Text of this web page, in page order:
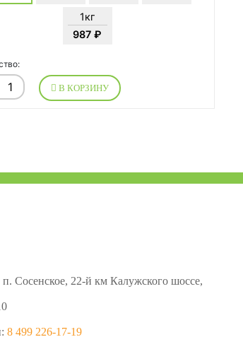
1кг
987 ₽
В КОРЗИНУ
Сосенское, 22-й км Калужского шоссе,
8 499 226-17-19